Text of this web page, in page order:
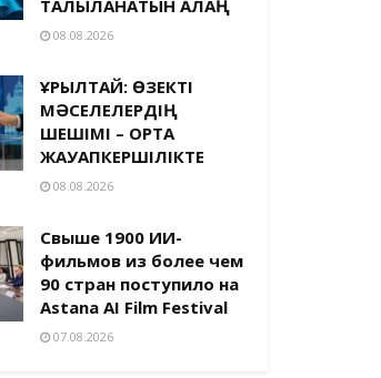
ТАЛҚЫЛАНАТЫН АЛАҢ
08.08.2026
ҚҰРЫЛТАЙ: ӨЗЕКТІ
МӘСЕЛЕЛЕРДІҢ
ШЕШІМІ – ОРТАҚ
ЖАУАПКЕРШІЛІКТЕ
08.08.2026
Свыше 1900 ИИ-
фильмов из более чем
90 стран поступило на
Astana AI Film Festival
07.08.2026